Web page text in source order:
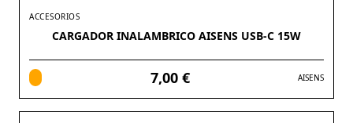
ACCESORIOS
CARGADOR INALAMBRICO AISENS USB-C 15W
7,00 € AISENS